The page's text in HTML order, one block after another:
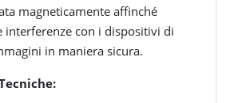
magneticamente affinché
interferenze con i dispositivi di
in maniera sicura.